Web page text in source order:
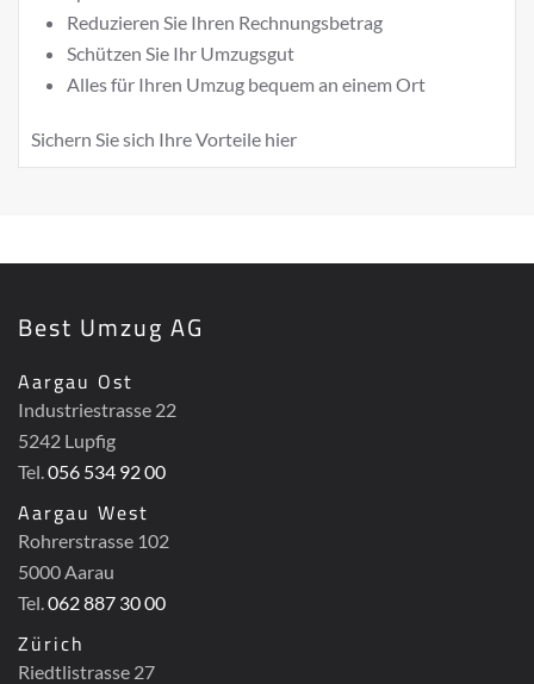
Reduzieren Sie Ihren Rechnungsbetrag
Schützen Sie Ihr Umzugsgut
Alles für Ihren Umzug bequem an einem Ort
Sichern Sie sich Ihre Vorteile hier
Best Umzug AG
Aargau Ost
Industriestrasse 22
5242 Lupfig
Tel.056 534 92 00
Aargau West
Rohrerstrasse 102
5000 Aarau
Tel.062 887 30 00
Zürich
Riedtlistrasse 27